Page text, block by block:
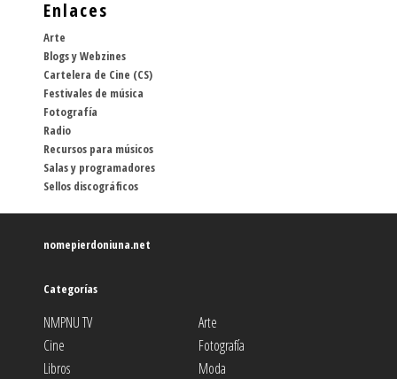
Enlaces
Arte
Blogs y Webzines
Cartelera de Cine (CS)
Festivales de música
Fotografía
Radio
Recursos para músicos
Salas y programadores
Sellos discográficos
nomepierdoniuna.net
Categorías
NMPNU TV
Arte
Cine
Fotografía
Libros
Moda